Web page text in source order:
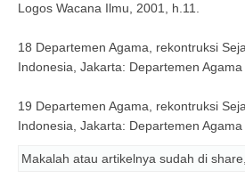
Logos Wacana Ilmu, 2001, h.11.
18 Departemen Agama, rekontruksi
Indonesia, Jakarta: Departemen
19 Departemen Agama, rekontruksi
Indonesia, Jakarta: Departemen Agama
Makalah atau artikelnya sudah di